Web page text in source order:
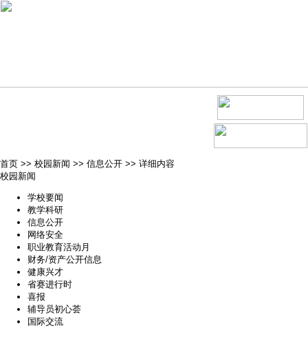
首页 >> 校园新闻 >> 信息公开 >> 详细内容
校园新闻
学校要闻
教学科研
信息公开
网络安全
职业教育活动月
财务/资产公开信息
健康兴才
省赛进行时
喜报
辅导员初心荟
国际交流